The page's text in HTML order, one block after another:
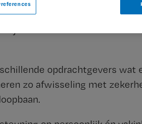
contactpersoon die met je
je schakelt wanneer zich een
opdrachtgevers wat
zo afwisseling met